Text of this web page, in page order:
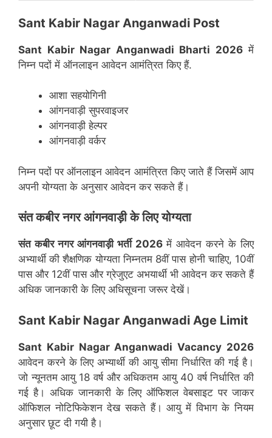
Sant Kabir Nagar Anganwadi Post
Sant Kabir Nagar Anganwadi Bharti 2026में
निम्न पदों में ऑनलाइन आवेदन आमंत्रित किए हैं.
आशा सहयोगिनी
आंगनवाड़ी सुपरवाइजर
आंगनवाड़ी हेल्पर
आंगनवाड़ी वर्कर
निम्न पदों पर ऑनलाइन आवेदन आमंत्रित किए जाते हैं जिसमें आप
अपनी योग्यता के अनुसार आवेदन कर सकते हैं।
संत कबीर नगरआंगनवाड़ी के लिए योग्यता
संत कबीर नगर आंगनवाड़ी भर्ती 2026में आवेदन करने के लिए
अभ्यार्थी की शैक्षणिक योग्यता निम्नतम 8वीं पास होनी चाहिए, 10वीं
पास और 12वीं पास और ग्रेजुएट अभयार्थी भी आवेदन कर सकते हैं
अधिक जानकारी के लिए अधिसूचना जरूर देखें।
Sant Kabir Nagar Anganwadi Age Limit
Sant Kabir Nagar Anganwadi Vacancy 2026
आवेदन करने के लिए अभ्यार्थी की आयु सीमा निर्धारित की गई है।
जो न्यूनतम आयु 18 वर्ष और अधिकतम आयु 40 वर्ष निर्धारित की
गई है। अधिक जानकारी के लिए ऑफिशल वेबसाइट पर जाकर
ऑफिशल नोटिफिकेशन देख सकते हैं। आयु में विभाग के नियम
अनुसार छूट दी गयी है।